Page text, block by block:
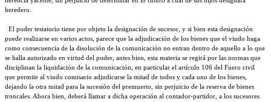
heredero.
El poder testatorio tiene por objeto la designación de sucesor, y si bien esta designación
puede realizarse en varios actos, parece que la adjudicación de los bienes que el viudo haga
como consecuencia de la disolución de la comunicación no entran dentro de aquello a lo que
se halla autorizado en virtud del poder, antes bien, esta materia se regirá por las normas que
disciplinan la liquidación de la comunicación, en particular el artículo 106 del Fuero civil
que permite al viudo comisario adjudicarse la mitad de todos y cada uno de los bienes,
dejando la otra mitad para la sucesión del premuerto, sin perjuicio de la reserva de bienes
troncales. Ahora bien, deberá llamar a dicha operación al contador-partidor, a los sucesores